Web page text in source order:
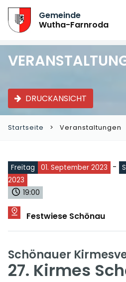
Gemeinde
Wutha-Farnroda
DRUCKANSICHT
Startseite Veranstaltungen
Freitag 01. September 2023 -
2023
19:00
Festwiese Schönau
Schönauer
27. Kirmes